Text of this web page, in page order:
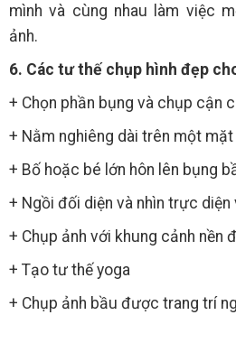
mình và cùng nhau làm việc
ảnh.
6. Các tư thế chụp hình đẹp
+ Chọn phần bụng và chụp cận
+ Nằm nghiêng dài trên một
+ Bố hoặc bé lớn hôn lên bụng
+ Ngồi đối diện và nhìn trực diện
+ Chụp ảnh với khung cảnh nền
+ Tạo tư thế yoga
+ Chụp ảnh bầu được trang trí